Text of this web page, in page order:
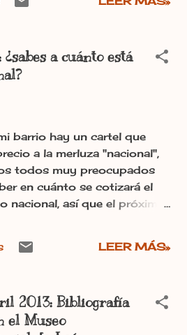
de edición de la serie
Val de San Lorenzo en
a los otros dos
resultantes. En esta
Lobato, José Ramón Ortiz
José Luis Puerto, José
Sutil Pérez, Javier López-
y Miguel Ángel Cordero
04/noticia-los-felices-
de Martín Alonso y
tomada durante el verano de
a cuánto está
barrio hay un cartel que
a la merluza "nacional",
todos muy preocupados
en cuánto se cotizará el
nacional, así que el próximo
en la mirada de
nacional, para ver en qué
que complejo es en este
publicado en el periódico
LEER MÁS»
2013: Bibliografía
el Museo